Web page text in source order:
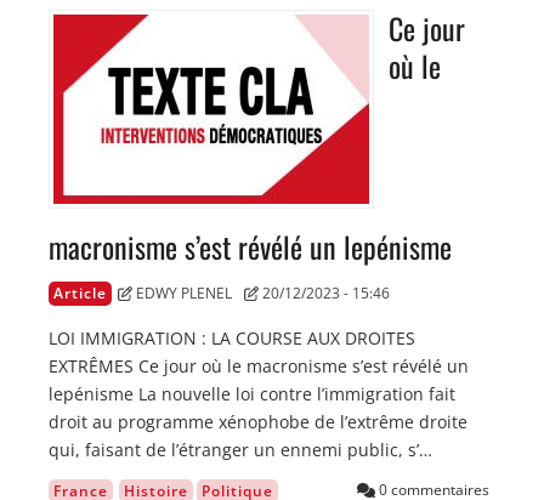
Ce jour
où le
macronisme s’est révélé un lepénisme
Article EDWY PLENEL 20/12/2023 - 15:46
LOI IMMIGRATION : LA COURSE AUX DROITES
EXTRÊMES Ce jour où le macronisme s’est révélé un
lepénisme La nouvelle loi contre l’immigration fait
droit au programme xénophobe de l’extrême droite
qui, faisant de l’étranger un ennemi public, s’…
France Histoire Politique 0 commentaires